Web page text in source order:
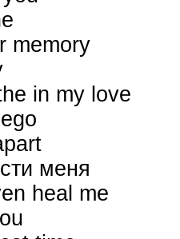
memory
in my love
меня
heal me